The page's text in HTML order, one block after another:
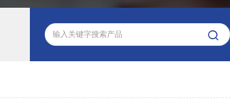
